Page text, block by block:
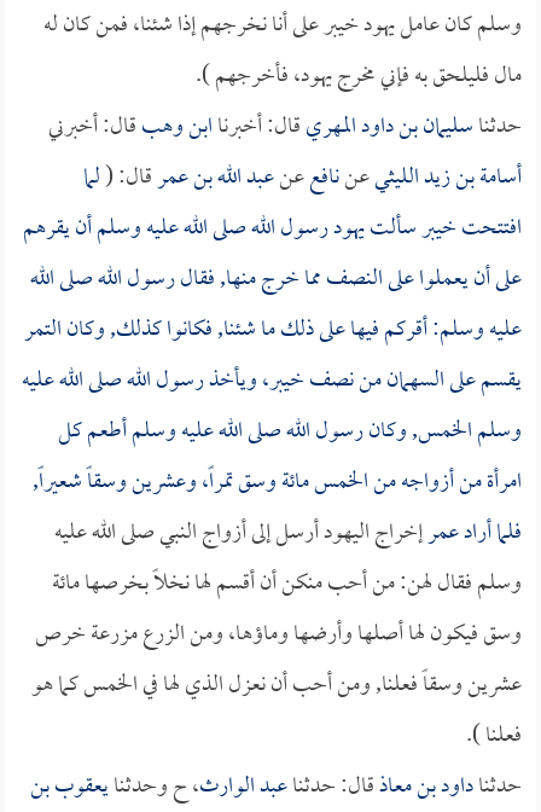
وسلم كان عامل يهود خيبر على أنا نخرجهم إذا شئنا، فمن كان له
مال فليلحق به فإني مخرج يهود، فأخرجهم ).
حدثناسليمان بن داود المهريقال: أخبرناابن وهبقال: أخبرني
أسامة بن زيد الليثيعننافععنعبد الله بن عمرقال: (لما
افتتحت خيبر سألت يهود رسول الله صلى الله عليه وسلم أن يقرهم
على أن يعملوا على النصف مما خرج منها, فقال رسول الله صلى الله
عليه وسلم: أقركم فيها على ذلك ما شئنا, فكانوا كذلك, وكان التمر
يقسم على السهمان من نصف خيبر، ويأخذ رسول الله صلى الله عليه
وسلم الخمس, وكان رسول الله صلى الله عليه وسلم أطعم كل
امرأة من أزواجه من الخمس مائة وسق تمراً، وعشرين وسقاً شعيراً,
فلما أرادعمرإخراج اليهود أرسل إلى أزواج النبي صلى الله عليه
وسلم فقال لهن: من أحب منكن أن أقسم لها نخلاً بخرصها مائة
وسق فيكون لها أصلها وأرضها وماؤها، ومن الزرع مزرعة خرص
عشرين وسقاً فعلنا, ومن أحب أن نعزل الذي لها في الخمس كما هو
فعلنا ).
حدثناداود بن معاذقال: حدثناعبد الوارث، ح وحدثنايعقوب بن